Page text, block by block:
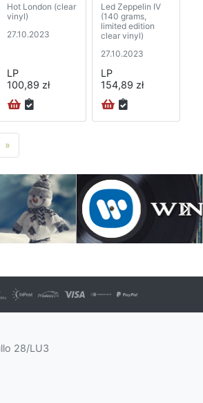
Hot London (clear
vinyl)
27.10.2023
LP
100,89 zł
Led Zeppelin IV
(140 grams,
limited edition
clear vinyl)
27.10.2023
LP
154,89 zł
»
28/LU3